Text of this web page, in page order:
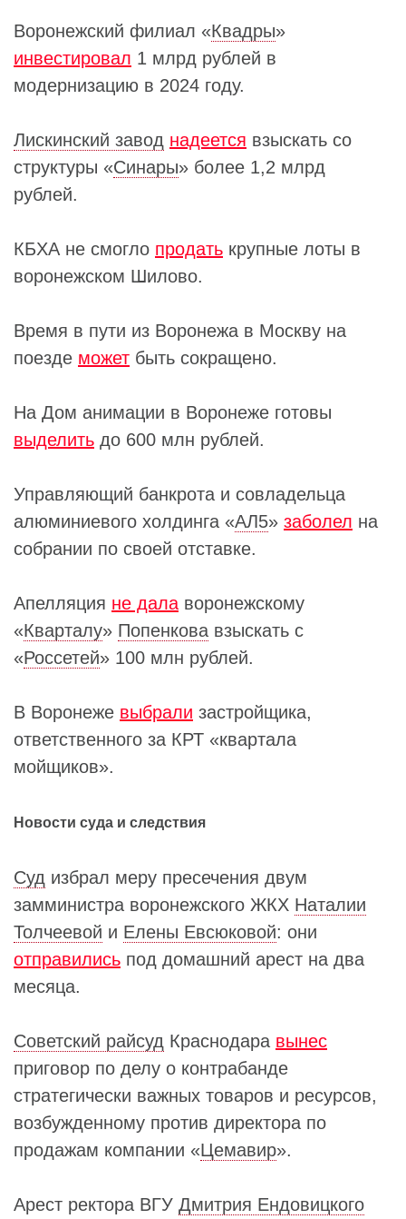
Воронежский филиал «Квадры»
инвестировал 1 млрд рублей в
модернизацию в 2024 году.
Лискинский завод надеется взыскать со
структуры «Синары» более 1,2 млрд
рублей.
КБХА не смогло продать крупные лоты в
воронежском Шилово.
Время в пути из Воронежа в Москву на
поезде может быть сокращено.
На Дом анимации в Воронеже готовы
выделить до 600 млн рублей.
Управляющий банкрота и совладельца
алюминиевого холдинга «АЛ5» заболел на
собрании по своей отставке.
Апелляция не дала воронежскому
«Кварталу» Попенкова взыскать с
«Россетей» 100 млн рублей.
В Воронеже выбрали застройщика,
ответственного за КРТ «квартала
мойщиков».
Новости суда и следствия
Суд избрал меру пресечения двум
замминистра воронежского ЖКХ Наталии
Толчеевой и Елены Евсюковой: они
отправились под домашний арест на два
месяца.
Советский райсуд Краснодара вынес
приговор по делу о контрабанде
стратегически важных товаров и ресурсов,
возбужденному против директора по
продажам компании «Цемавир».
Арест ректора ВГУ Дмитрия Ендовицкого